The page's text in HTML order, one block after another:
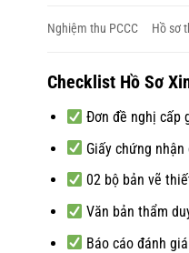
Nghiệm thu PCCC Hồ sơ
Checklist Hồ Sơ
Đơn đề nghị cấp
Giấy chứng
02 bộ bản vẽ
Văn bản thẩm
Báo cáo đánh